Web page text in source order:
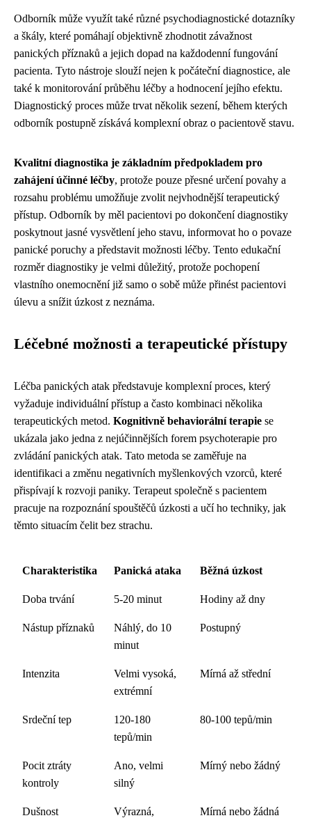
Odborník může využít také různé psychodiagnostické dotazníky
a škály, které pomáhají objektivně zhodnotit závažnost
panických příznaků a jejich dopad na každodenní fungování
pacienta. Tyto nástroje slouží nejen k počáteční diagnostice, ale
také k monitorování průběhu léčby a hodnocení jejího efektu.
Diagnostický proces může trvat několik sezení, během kterých
odborník postupně získává komplexní obraz o pacientově stavu.
Kvalitní diagnostika je základním předpokladem pro
zahájení účinné léčby, protože pouze přesné určení povahy a
rozsahu problému umožňuje zvolit nejvhodnější terapeutický
přístup. Odborník by měl pacientovi po dokončení diagnostiky
poskytnout jasné vysvětlení jeho stavu, informovat ho o povaze
panické poruchy a představit možnosti léčby. Tento edukační
rozměr diagnostiky je velmi důležitý, protože pochopení
vlastního onemocnění již samo o sobě může přinést pacientovi
úlevu a snížit úzkost z neznáma.
Léčebné možnosti a terapeutické přístupy
Léčba panických atak představuje komplexní proces, který
vyžaduje individuální přístup a často kombinaci několika
terapeutických metod. Kognitivně behaviorální terapie se
ukázala jako jedna z nejúčinnějších forem psychoterapie pro
zvládání panických atak. Tato metoda se zaměřuje na
identifikaci a změnu negativních myšlenkových vzorců, které
přispívají k rozvoji paniky. Terapeut společně s pacientem
pracuje na rozpoznání spouštěčů úzkosti a učí ho techniky, jak
těmto situacím čelit bez strachu.
Charakteristika Panická ataka Běžná úzkost
Doba trvání 5-20 minut Hodiny až dny
Nástup příznaků
Náhlý, do 10
minut
Postupný
Intenzita
Velmi vysoká,
extrémní
Mírná až střední
Srdeční tep
120-180
tepů/min
80-100 tepů/min
Pocit ztráty
kontroly
Ano, velmi
silný
Mírný nebo žádný
Dušnost
Výrazná,
Mírná nebo žádná